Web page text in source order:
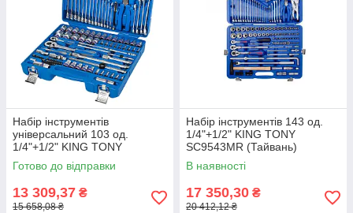
Набір інструментів
універсальний 103 од.
1/4"+1/2" KING TONY
7503MR (Тайвань)
Готово до відправки
13 309,37 ₴
15 658,08 ₴
Набір інструментів 143 од.
1/4"+1/2" KING TONY
SC9543MR (Тайвань)
В наявності
17 350,30 ₴
20 412,12 ₴